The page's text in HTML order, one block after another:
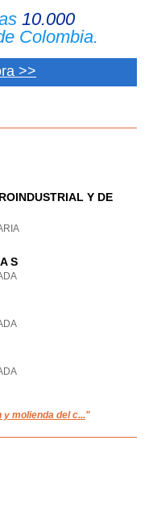
10.000
Colombia.
>>
Y DE
S
molienda del c..."